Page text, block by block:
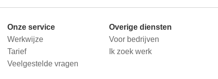
Onze service
Werkwijze
Tarief
Veelgestelde vragen
Overige diensten
Voor bedrijven
Ik zoek werk